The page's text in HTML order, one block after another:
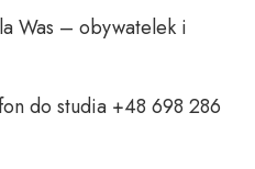
Was – obywatelek i
do studia +48 698 286